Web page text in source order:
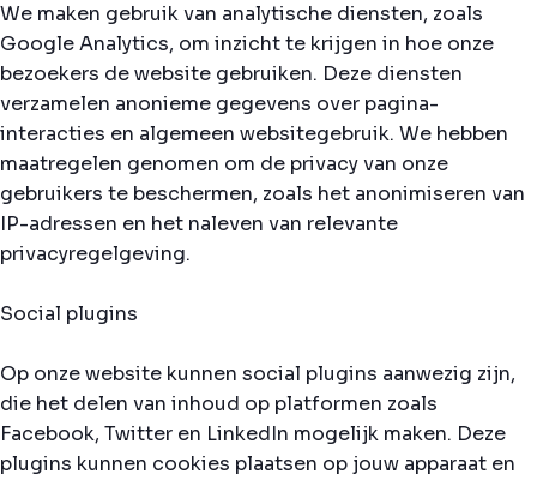
We maken gebruik van analytische diensten, zoals
Google Analytics, om inzicht te krijgen in hoe onze
bezoekers de website gebruiken. Deze diensten
verzamelen anonieme gegevens over pagina-
interacties en algemeen websitegebruik. We hebben
maatregelen genomen om de privacy van onze
gebruikers te beschermen, zoals het anonimiseren van
IP-adressen en het naleven van relevante
privacyregelgeving.
Social plugins
Op onze website kunnen social plugins aanwezig zijn,
die het delen van inhoud op platformen zoals
Facebook, Twitter en LinkedIn mogelijk maken. Deze
plugins kunnen cookies plaatsen op jouw apparaat en